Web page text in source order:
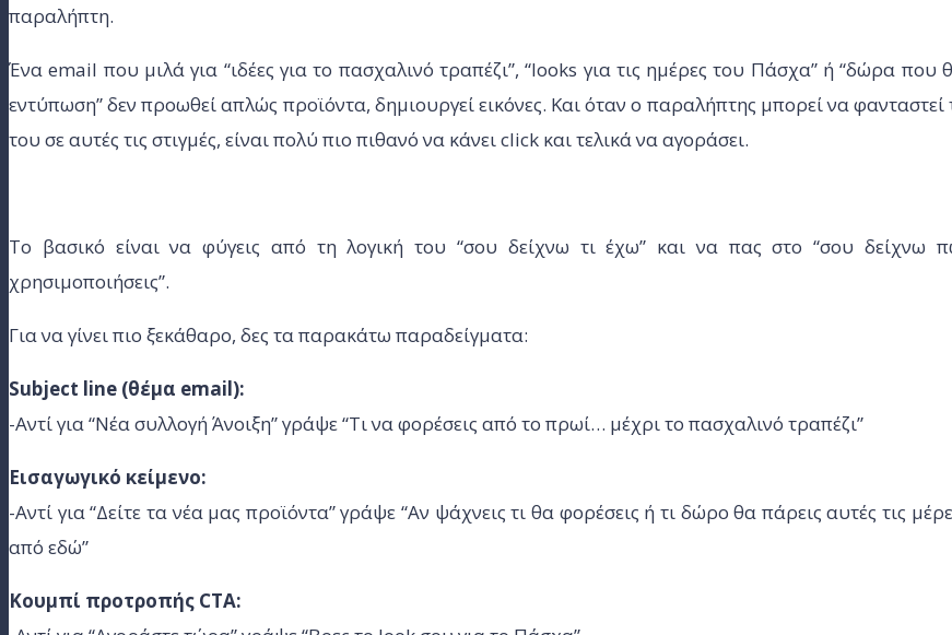
παραλήπτη.
Ένα email που μιλά για “ιδέες για το πασχαλινό τραπέζι”, “looks για τις ημέρες του Πάσχα” ή “δώρα που
εντύπωση” δεν προωθεί απλώς προϊόντα, δημιουργεί εικόνες. Και όταν ο παραλήπτης μπορεί να φανταστεί
του σε αυτές τις στιγμές, είναι πολύ πιο πιθανό να κάνει click και τελικά να αγοράσει.
Το βασικό είναι να φύγεις από τη λογική του “σου δείχνω τι έχω” και να πας στο “σου δείχνω
χρησιμοποιήσεις”.
Για να γίνει πιο ξεκάθαρο, δες τα παρακάτω παραδείγματα:
Subject line (θέμα email):
-Αντί για “Νέα συλλογή Άνοιξη” γράψε “Τι να φορέσεις από το πρωί… μέχρι το πασχαλινό τραπέζι”
Εισαγωγικό κείμενο:
-Αντί για “Δείτε τα νέα μας προϊόντα” γράψε “Αν ψάχνεις τι θα φορέσεις ή τι δώρο θα πάρεις αυτές τις
από εδώ”
Κουμπί προτροπής CTA: